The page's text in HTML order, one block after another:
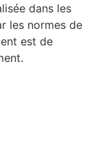
dans les
les normes de
est de